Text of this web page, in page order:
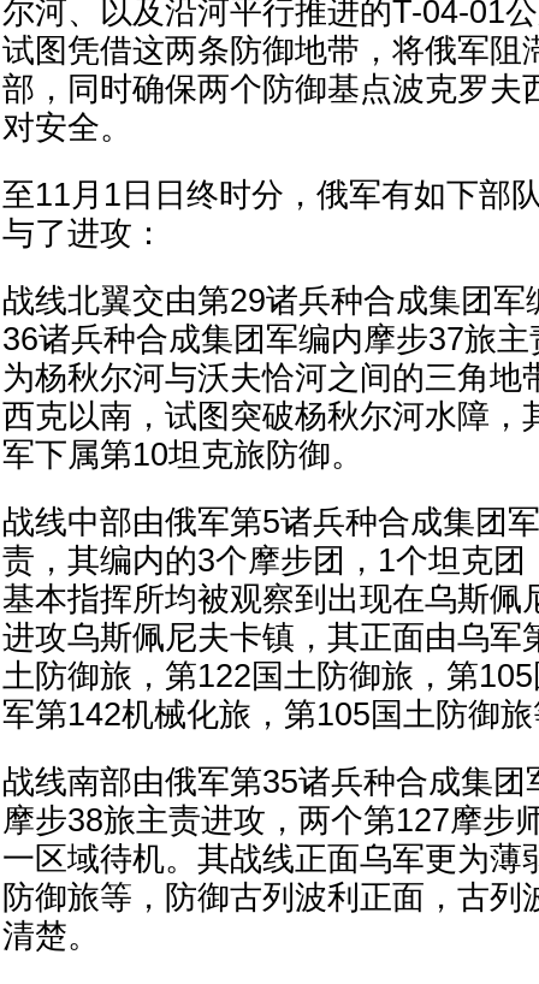
尔河、以及沿河平行推进的T-04-01
试图凭借这两条防御地带，将俄军阻
部，同时确保两个防御基点波克罗夫
对安全。
至11月1日日终时分，俄军有如下部
与了进攻：
战线北翼交由第29诸兵种合成集团军
36诸兵种合成集团军编内摩步37旅
为杨秋尔河与沃夫恰河之间的三角地
西克以南，试图突破杨秋尔河水障，
军下属第10坦克旅防御。
战线中部由俄军第5诸兵种合成集团
责，其编内的3个摩步团，1个坦克团
基本指挥所均被观察到出现在乌斯佩
进攻乌斯佩尼夫卡镇，其正面由乌军
土防御旅，第122国土防御旅，第
军第142机械化旅，第105国土防御
战线南部由俄军第35诸兵种合成集团
摩步38旅主责进攻，两个第127摩步
一区域待机。其战线正面乌军更为薄
防御旅等，防御古列波利正面，古列
清楚。